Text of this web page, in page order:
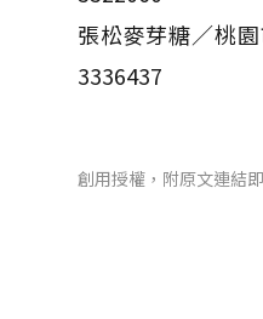
張松麥芽糖／桃
3336437
創用授權，附原文連結